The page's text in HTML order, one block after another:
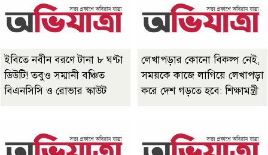
ইবিতে নবীন বরণে টানা ৮ ঘণ্টা
ডিউটি! তবুও সম্মানী বঞ্চিত
বিএনসিসি ও রোভার স্কাউট
লেখাপড়ার কোনো বিকল্প নেই,
সময়কে কাজে লাগিয়ে লেখাপড়া
করে দেশ গড়তে হবে: শিক্ষামন্ত্রী